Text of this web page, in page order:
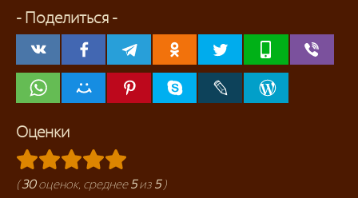
- Поделиться -
Оценки
(30оценок, среднее5из 5)